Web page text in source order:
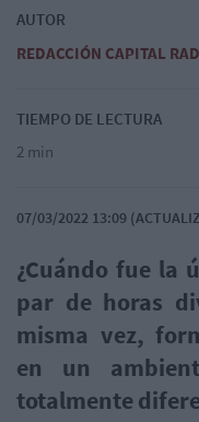
AUTOR
REDACCIÓN CAPITAL
TIEMPO DE LECTURA
2 min
07/03/2022 13:09
¿Cuándo fue la
par de horas
misma vez,
en un
totalmente